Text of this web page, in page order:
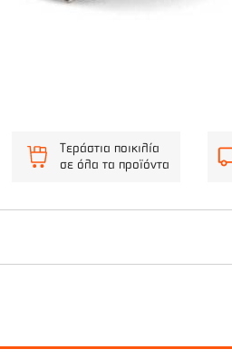
Τεράστια ποικιλία
σε όλα τα προϊόντα